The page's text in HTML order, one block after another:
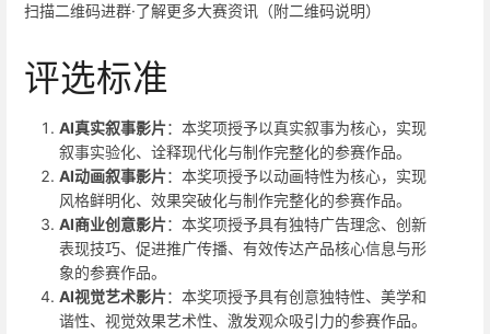
扫描二维码进群·了解更多大赛资讯（附二维码说明）
评选标准
AI真实叙事影片：本奖项授予以真实叙事为核心，实现
叙事实验化、诠释现代化与制作完整化的参赛作品。
AI动画叙事影片：本奖项授予以动画特性为核心，实现
风格鲜明化、效果突破化与制作完整化的参赛作品。
AI商业创意影片：本奖项授予具有独特广告理念、创新
表现技巧、促进推广传播、有效传达产品核心信息与形
象的参赛作品。
AI视觉艺术影片：本奖项授予具有创意独特性、美学和
谐性、视觉效果艺术性、激发观众吸引力的参赛作品。